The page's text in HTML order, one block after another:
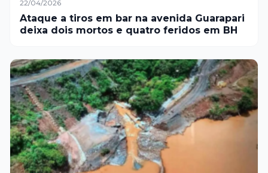
22/04/2026
Ataque a tiros em bar na avenida Guarapari
deixa dois mortos e quatro feridos em BH